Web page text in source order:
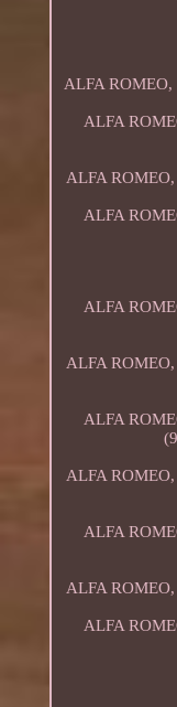
ALFA
ALFA
ALFA
ALFA
ALFA
ALFA
ALFA
ALFA
ALFA
ALFA
ALFA